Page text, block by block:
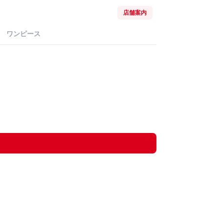
店舗案内
ワンピース